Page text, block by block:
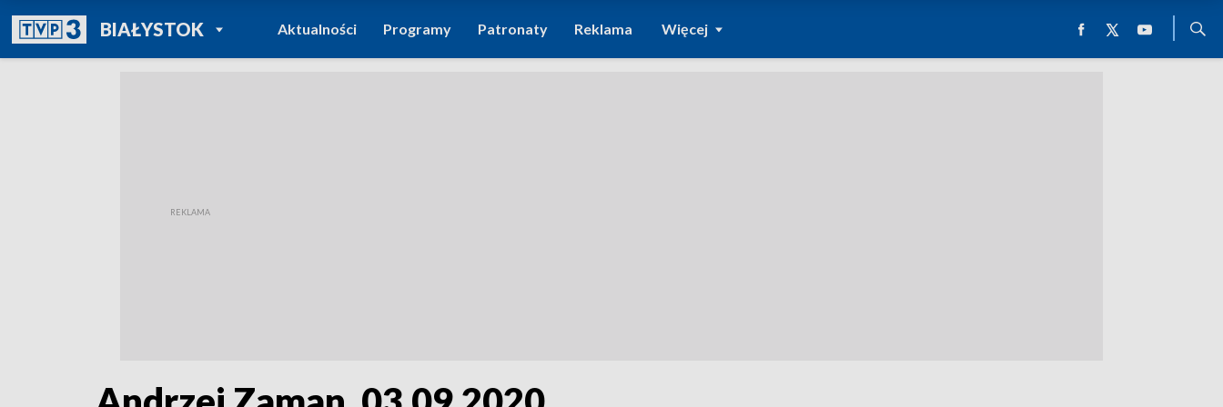
BIAŁYSTOKPOWRÓT DO
TVP REGIONY
Aktualności Programy Patronaty Reklama Więcej